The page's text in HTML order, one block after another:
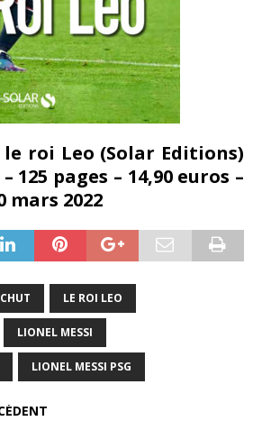
roi Leo (Solar Editions)
125 pages – 14,90 euros –
mars 2022
LE ROI LEO
LIONEL MESSI
LIONEL MESSI PSG